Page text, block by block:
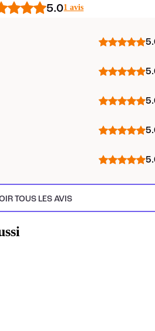
5.01 avis
TOUS LES AVIS